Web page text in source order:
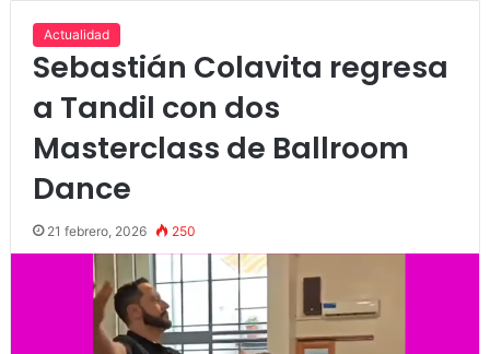
Actualidad
Sebastián Colavita regresa
a Tandil con dos
Masterclass de Ballroom
Dance
21 febrero, 2026 250